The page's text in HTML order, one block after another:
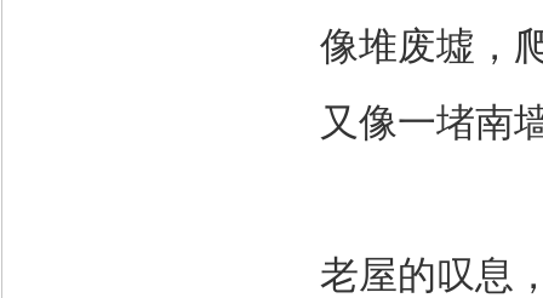
像堆废墟，
又像一堵南
老屋的叹息